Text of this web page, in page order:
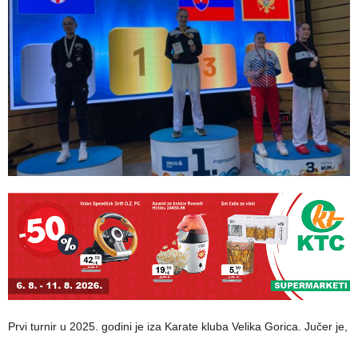
Prvi turnir u 2025. godini je iza Karate kluba Velika Gorica. Jučer je,